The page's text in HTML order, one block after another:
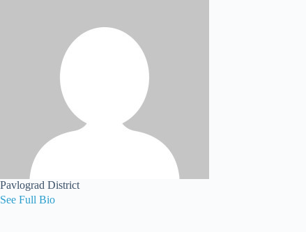
Pavlograd District
See Full Bio